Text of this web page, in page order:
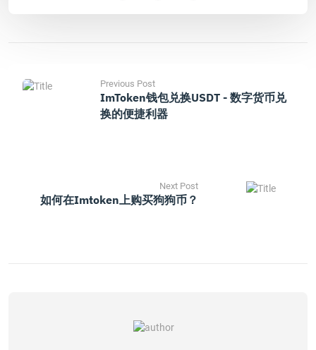
Previous Post
ImToken钱包兑换USDT - 数字货币兑
换的便捷利器
Next Post
如何在imtoken上购买狗狗币？